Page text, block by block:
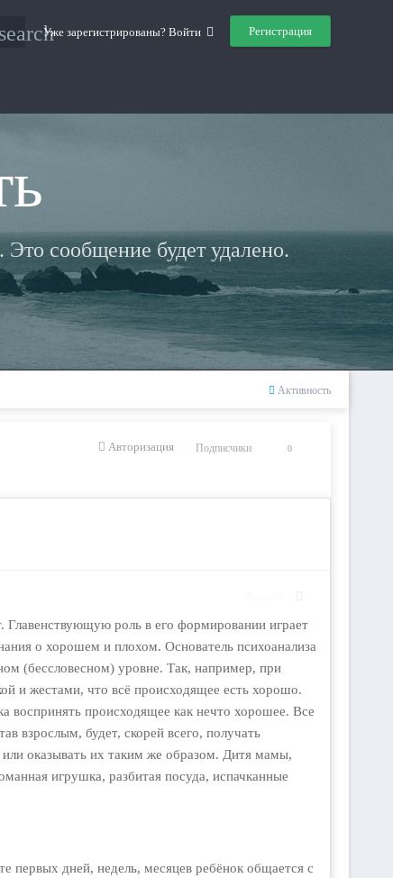
Уже зарегистрированы? Войти Регистрация
search
сообщение будет удалено.
Активность
Авторизация Подписчики 0
Главенствующую роль в его формировании играет
о хорошем и плохом. Основатель психоанализа
(бессловесном) уровне. Так, например, при
и жестами, что всё происходящее есть хорошо.
происходящее как нечто хорошее. Все
взрослым, будет, скорей всего, получать
оказывать их таким же образом. Дитя мамы,
игрушка, разбитая посуда, испачканные
первых дней, недель, месяцев ребёнок общается с